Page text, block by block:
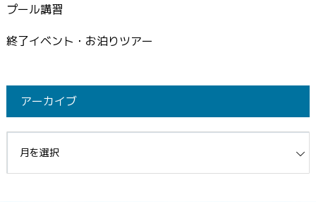
プール講習
終了イベント・お泊りツアー
アーカイブ